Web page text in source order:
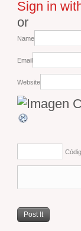
Sign in
or
Name
Email
Website